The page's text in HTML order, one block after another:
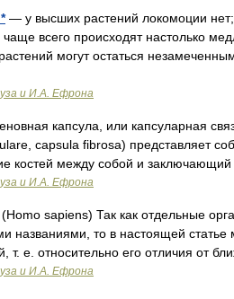
— у высших растений локомоции нет;
всего происходят настолько
могут остаться
и И.А. Ефрона
капсула, или капсуларная
capsula fibrosa) представляет
костей между собой и заключающий
и И.А. Ефрона
sapiens) Так как отдельные
названиями, то в настоящей статье
т. е. относительно его отличия от
и И.А. Ефрона